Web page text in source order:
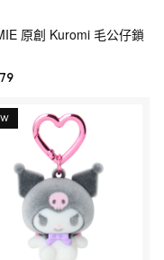
原創 Kuromi 毛公仔鎖